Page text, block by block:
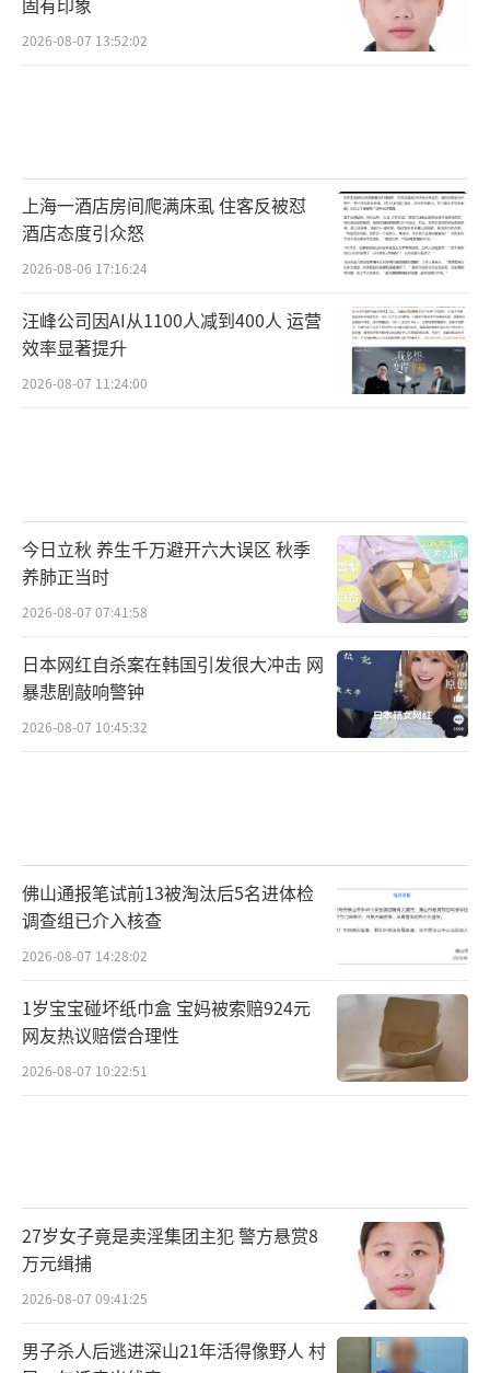
2026-08-07 13:52:02
上海一酒店房间爬满床虱 住客反被怼
酒店态度引众怒
2026-08-06 17:16:24
汪峰公司因AI从1100人减到400人 运营
效率显著提升
2026-08-07 11:24:00
今日立秋 养生千万避开六大误区 秋季
养肺正当时
2026-08-07 07:41:58
日本网红自杀案在韩国引发很大冲击 网
暴悲剧敲响警钟
2026-08-07 10:45:32
佛山通报笔试前13被淘汰后5名进体检
调查组已介入核查
2026-08-07 14:28:02
1岁宝宝碰坏纸巾盒 宝妈被索赔924元
网友热议赔偿合理性
2026-08-07 10:22:51
27岁女子竟是卖淫集团主犯 警方悬赏8
万元缉捕
2026-08-07 09:41:25
男子杀人后逃进深山21年活得像野人 村